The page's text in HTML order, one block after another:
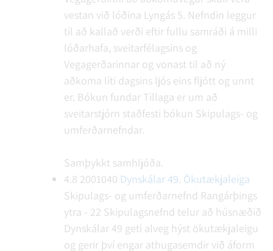
vestan við lóðina Lyngás 5. Nefndin leggur
til að kallað verði eftir fullu samráði á milli
lóðarhafa, sveitarfélagsins og
Vegagerðarinnar og vonast til að ný
aðkoma líti dagsins ljós eins fljótt og unnt
er. Bókun fundar Tillaga er um að
sveitarstjórn staðfesti bókun Skipulags- og
umferðarnefndar.
Samþykkt samhljóða.
4.8 2001040 Dynskálar 49. Ökutækjaleiga
Skipulags- og umferðarnefnd Rangárþings
ytra - 22 Skipulagsnefnd telur að húsnæðið
Dynskálar 49 geti alveg hýst ökutækjaleigu
og gerir því engar athugasemdir við áform